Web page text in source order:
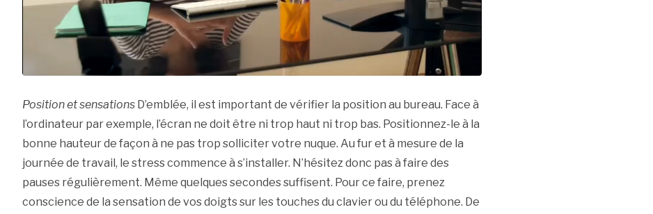
Position et sensationsD’emblée, il est important de vérifier la position au bureau. Face à
l’ordinateur par exemple, l’écran ne doit être ni trop haut ni trop bas. Positionnez-le à la
bonne hauteur de façon à ne pas trop solliciter votre nuque. Au fur et à mesure de la
journée de travail, le stress commence à s’installer. N’hésitez donc pas à faire des
pauses régulièrement. Même quelques secondes suffisent. Pour ce faire, prenez
conscience de la sensation de vos doigts sur les touches du clavier ou du téléphone. De